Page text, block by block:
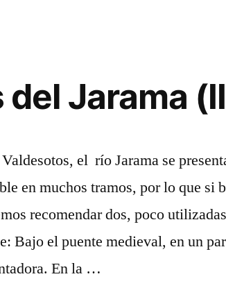
del Jarama
el río Jarama se
en muchos tramos, por lo que si
recomendar dos, poco
Bajo el puente medieval, en un
En la …